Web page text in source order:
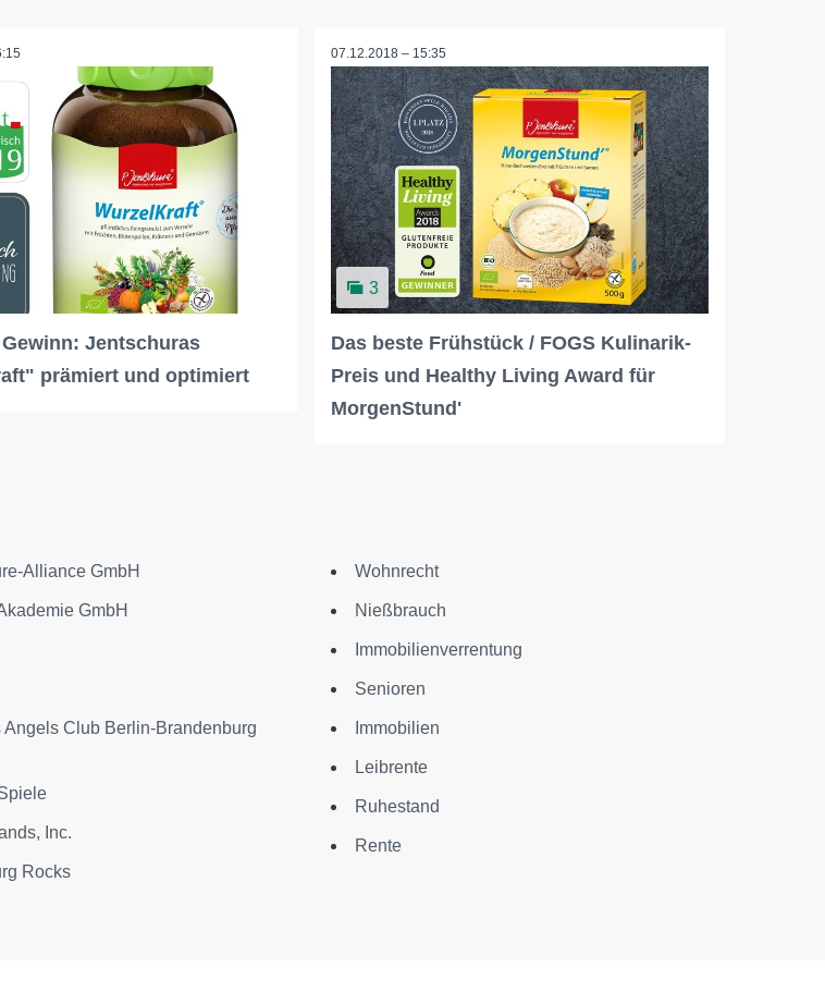
Jentschuras
prämiert und optimiert
07.12.2018 – 15:35
3
Das beste Frühstück / FOGS Kulinarik-
Preis und Healthy Living Award für
MorgenStund'
Alliance GmbH
GmbH
Angels Club Berlin-Brandenburg
Inc.
Rocks
Wohnrecht
Nießbrauch
Immobilienverrentung
Senioren
Immobilien
Leibrente
Ruhestand
Rente